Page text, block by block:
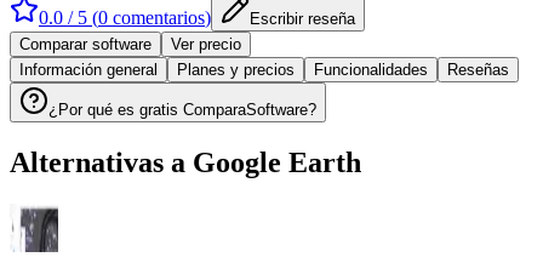
0.0 / 5 (0 comentarios)
Escribir reseña
Comparar software
Ver precio
Información general
Planes y precios Funcionalidades Reseñas
¿Por qué es gratis ComparaSoftware?
Alternativas a Google Earth